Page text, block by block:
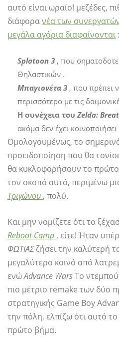
αυτό είναι ωραίο! μεζέδες,
διάφορανέα των
μεγάλα αγόρια διαφαίνονται :
Splatoon 3 , που
Θηλαστικών .
Μπαγιονέτα 3 , που πρέπει
περισσότερο με τις
Η συνέχεια του Zelda:
ακόμα δεν έχει
Ομολογουμένως, το
προειδοποίηση που θα
θα κυκλοφορήσουν το
τον σκοπό αυτό, περιμένω
Τριγώνου , πολύ.
Και μην νομίζετε ότι το
Reboot Camp , είτε! Ήταν
ΦΩΤΙΑΣζήσει την καλύτερή
μεγαλύτερο κοινό από
ενώAdvance WarsΤο
πιο μέτριο remake των δύο
στρατηγικής Game Boy
την πόλη, ελπίζω ότι αυτό
πρώτο βήμα.